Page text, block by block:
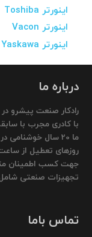
اینورتر Toshiba
اینورتر Vacon
اینورتر Yaskawa
درباره ما
رادکار صنعت پیشرو
با کادری مجرب با
ما 20 سال
جهت کسب اطمینان
تجهیزات صنعتی
تماس باما